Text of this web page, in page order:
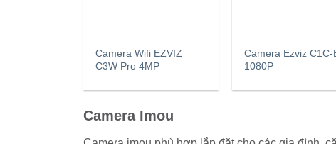
Camera Wifi EZVIZ
C3W Pro 4MP
Camera Ezviz C1C-
1080P
Camera Imou